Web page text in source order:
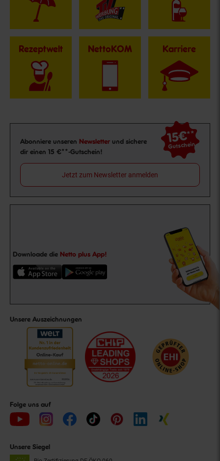
Rezeptwelt NettoKOM Karriere
Newsletter Anmeldung
Abonniere unseren Newsletter und sichere
dir einen 15 €**-Gutschein!
15€**
Gutschein
Jetzt zum Newsletter anmelden
Downloade die Netto plus App!
Unsere Auszeichnungen
Folge uns auf
Unsere Siegel